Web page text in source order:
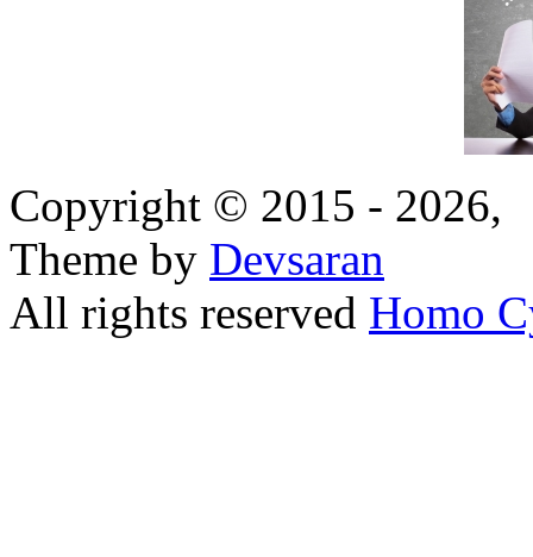
Copyright © 2015 - 2026,
Theme by Devsaran
All rights reserved Homo